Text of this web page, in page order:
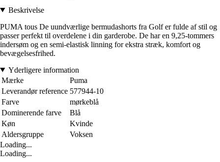
Beskrivelse
PUMA tous De uundværlige bermudashorts fra Golf er fulde af stil og
passer perfekt til overdelene i din garderobe. De har en 9,25-tommers
indersøm og en semi-elastisk linning for ekstra stræk, komfort og
bevægelsesfrihed.
Yderligere information
Mærke
Puma
Leverandør reference 577944-10
Farve
mørkeblå
Dominerende farve
Blå
Køn
Kvinde
Aldersgruppe
Voksen
Loading...
Loading...